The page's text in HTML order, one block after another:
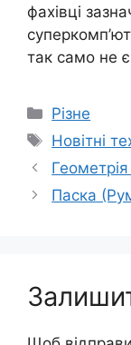
фахівці
так само не
Категорії
Різне
Позначки
Новітні
Паска